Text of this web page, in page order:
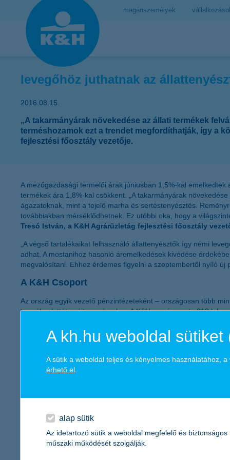
magánszemélyek
levegőhöz juthatnak az
2016.08.15.
„A takarmányárak növekedése az állati termékek
terméshozamok ezt a trendet megfordíthatják, így a
fejlesztési főosztály vezetője.
A mezőgazdasági termelői árak júniusban 1,5%-kal
termékek ára 1,8%-kal csökkent. „A takarmányárak
ágazatoknak, mint a tejelő marha és sertéstenyésztés.
továbbiakban mérséklődhetnek. Ez utóbbi oka, hogy a
Tresó István, a K&H Agrárüzletág fejlesztési főosztály
„A végső tartalékaikat felhasználó állattenyésztők így némi
adhat. A mostanihoz hasonló áremelkedések kivédése
megvalósítani. Ehhez érdemes figyelni a szeptembertől nyíló
A K&H Csoport
Az ország egyik vezető pénzintézeteként – országosan több
termékpalettát nyújtsa számukra. A K&H országszerte 210
március 31-én a Magyar Állam által kibocsátott
mintegy 700 banki és biztosítási ügynöknek biztosít
Főbb adataink:
saját tőke (IFRS konszolidált, nem auditált):234 milliárd forint
adózás utáni eredmény (IFRS konszolidált, nem auditált):
9,3
K&H Biztosító2016. 1. negyedévben:
saját tőke (IFRS konszolidált, nem auditált):
149,7
A kh.hu weboldal sütiket
A sütik a weboldal teljes és kényelmes használatához,
érhető el
alap sütik
Az idetartozó sütik a weboldal megfelelő és biztonságos
műszaki működését szolgálják.